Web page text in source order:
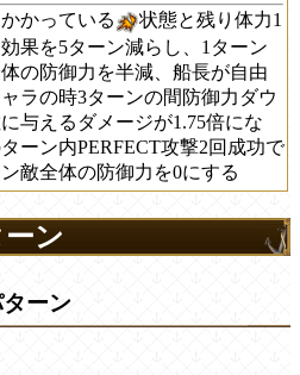
かっている
状態と残り体力1
果を5ターン減らし、1ターン
の防御力を半減、船長が自由
ラの時3ターンの間防御力ダウ
与えるダメージが1.75倍にな
ーン内PERFECT攻撃2回成功で
敵全体の防御力を0にする
ン
ーン